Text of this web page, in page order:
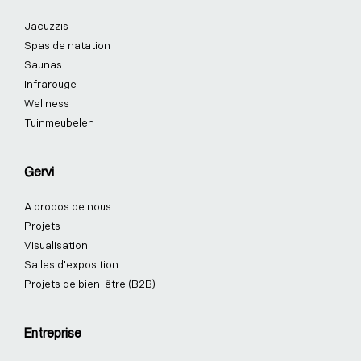
-
f
-
i
Jacuzzis
Spas de natation
Saunas
Infrarouge
Wellness
Tuinmeubelen
Gervi
A propos de nous
Projets
Visualisation
Salles d'exposition
Projets de bien-être (B2B)
Entreprise